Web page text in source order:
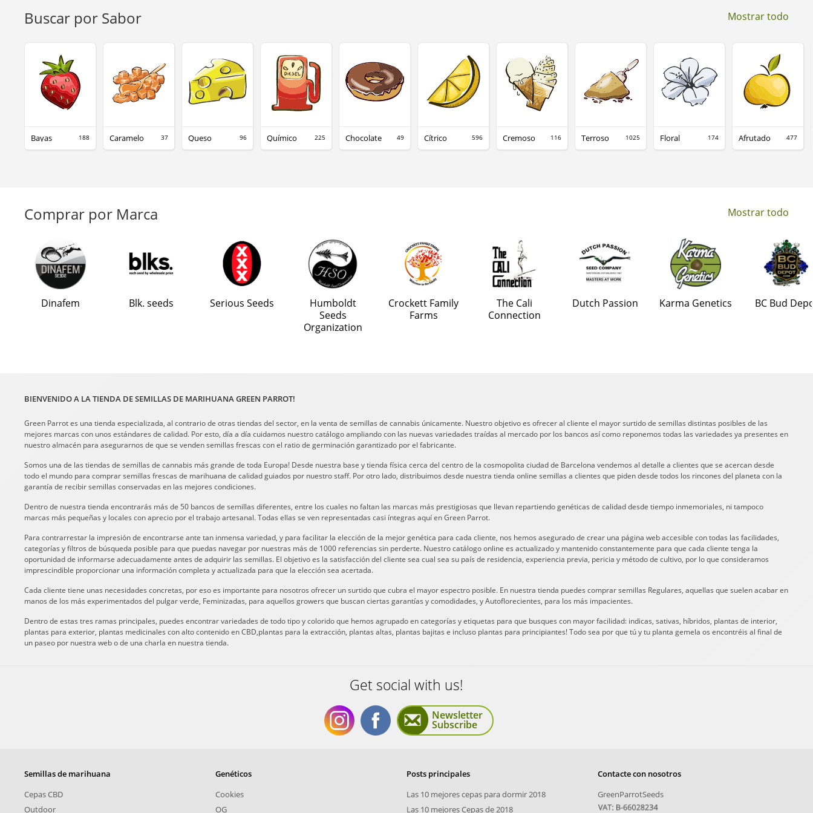
Buscar por Sabor Mostrar todo
Bayas 188 Caramelo 37 Queso 96 Químico 225 Chocolate 49 Cítrico 596 Cremoso 116 Terroso 1025 Floral 174 Afrutado 477
Comprar por Marca Mostrar todo
Dinafem Blk. seeds Serious Seeds
Humboldt
Seeds
Organization
Crockett Family
Farms
The Cali
Connection
Dutch Passion Karma Genetics BC Bud
BIENVENIDO A LA TIENDA DE SEMILLAS DE MARIHUANA GREEN PARROT!
Green Parrot es una tienda especializada, al contrario de otras tiendas del sector, en la venta de semillas de cannabis únicamente. Nuestro objetivo es ofrecer al cliente el mayor surtido de semillas distintas posibles de las
mejores marcas con unos estándares de calidad. Por esto, día a día cuidamos nuestro catálogo ampliando con las nuevas variedades traídas al mercado por los bancos así como reponemos todas las variedades ya presentes en
nuestro almacén para asegurarnos de que se venden semillas frescas con el ratio de germinación garantizado por el fabricante.
Somos una de las tiendas de semillas de cannabis más grande de toda Europa! Desde nuestra base y tienda física cerca del centro de la cosmopolita ciudad de Barcelona vendemos al detalle a clientes que se acercan desde
todo el mundo para comprar semillas frescas de marihuana de calidad guiados por nuestro staff. Por otro lado, distribuimos desde nuestra tienda online semillas a clientes que piden desde todos los rincones del planeta con la
garantía de recibir semillas conservadas en las mejores condiciones.
Dentro de nuestra tienda encontrarás más de 50 bancos de semillas diferentes, entre los cuales no faltan las marcas más prestigiosas que llevan repartiendo genéticas de calidad desde tiempo inmemoriales, ni tampoco
marcas más pequeñas y locales con aprecio por el trabajo artesanal. Todas ellas se ven representadas casi íntegras aquí en Green Parrot.
Para contrarrestar la impresión de encontrarse ante tan inmensa variedad, y para facilitar la elección de la mejor genética para cada cliente, nos hemos asegurado de crear una página web accesible con todas las facilidades,
categorías y filtros de búsqueda posible para que puedas navegar por nuestras más de 1000 referencias sin perderte. Nuestro catálogo online es actualizado y mantenido constantemente para que cada cliente tenga la
oportunidad de informarse adecuadamente antes de adquirir las semillas. El objetivo es la satisfacción del cliente sea cual sea su país de residencia, experiencia previa, pericia y método de cultivo, por lo que consideramos
imprescindible proporcionar una información completa y actualizada para que la elección sea acertada.
Cada cliente tiene unas necesidades concretas, por eso es importante para nosotros ofrecer un surtido que cubra el mayor espectro posible. En nuestra tienda puedes comprar semillas Regulares, aquellas que suelen acabar en
manos de los más experimentados del pulgar verde, Feminizadas, para aquellos growers que buscan ciertas garantías y comodidades, y Autoflorecientes, para los más impacientes.
Dentro de estas tres ramas principales, puedes encontrar variedades de todo tipo y colorido que hemos agrupado en categorías y etiquetas para que busques con mayor facilidad: indicas, sativas, híbridos, plantas de interior,
plantas para exterior, plantas medicinales con alto contenido en CBD,plantas para la extracción, plantas altas, plantas bajitas e incluso plantas para principiantes! Todo sea por que tú y tu planta gemela os encontréis al final de
un paseo por nuestra web o de una charla en nuestra tienda.
Get social with us!
Newsletter
Subscribe
Semillas de marihuana
Cepas CBD
Outdoor
Genéticos
Cookies
OG
Posts principales
Las 10 mejores cepas para dormir 2018
Las 10 mejores Cepas de 2018
Contacte con nosotros
GreenParrotSeeds